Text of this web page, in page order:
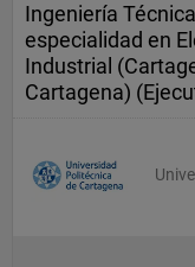
Ingeniería
especialidad en
Industrial
Cartagena)